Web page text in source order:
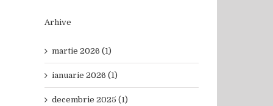
Arhive
martie 2026 (1)
ianuarie 2026 (1)
decembrie 2025 (1)